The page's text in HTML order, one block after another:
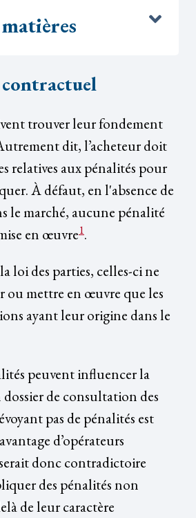
trouver leur fondement
dit, l’acheteur doit
relatives aux pénalités pour
À défaut, en l'absence de
le marché, aucune pénalité
en œuvre1.
loi des parties, celles-ci ne
ou mettre en œuvre que les
ayant leur origine dans le
peuvent influencer la
de consultation des
pas de pénalités est
d’opérateurs
donc contradictoire
des pénalités non
de leur caractère